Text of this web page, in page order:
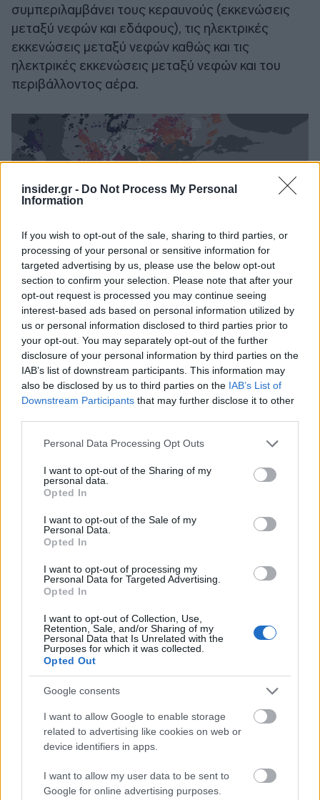
insider.gr - Do Not Process My Personal
Information
If you wish to opt-out of the sale, sharing to third parties, or
processing of your personal or sensitive information for
targeted advertising by us, please use the below opt-out
section to confirm your selection. Please note that after your
opt-out request is processed you may continue seeing
interest-based ads based on personal information utilized by
us or personal information disclosed to third parties prior to
your opt-out. You may separately opt-out of the further
disclosure of your personal information by third parties on the
IAB’s list of downstream participants. This information may
also be disclosed by us to third parties on the IAB’s List of
Downstream Participants that may further disclose it to other
Please note that this website/app uses one or more Google
not limited to your visit or usage behaviour. You may click to
grant or deny consent to Google and its third-party tags to
use your data for below specified purposes in below Google
consent section.
Personal Data Processing Opt Outs
I want to opt-out of the Sharing of my
personal data.
Opted In
I want to opt-out of the Sale of my
Personal Data.
Opted In
I want to opt-out of processing my
Personal Data for Targeted Advertising.
Opted In
I want to opt-out of Collection, Use,
Retention, Sale, and/or Sharing of my
Personal Data that Is Unrelated with the
Purposes for which it was collected.
Opted Out
Google consents
I want to allow Google to enable storage
related to advertising like cookies on web or
device identifiers in apps.
I want to allow my user data to be sent to
Google for online advertising purposes.
συμπεριλαμβάνει τους κεραυνούς (εκκενώσεις
μεταξύ νεφών και εδάφους), τις ηλεκτρικές
εκκενώσεις μεταξύ νεφών καθώς και τις
ηλεκτρικές εκκενώσεις μεταξύ νεφών και του
περιβάλλοντος αέρα.
Επισυνάπτονται χάρτες του ΜΕΤΕΟ/ΕΑΑ με τον
συνολικό ημερήσιο υετό από τους αυτόματους
μετεωρολογικούς σταθμούς του δικτύου του
Εθνικού Αστεροσκοπείου Αθηνών - meteo.gr της
Παρασκευής 12/06/2026 μέχρι και τις 19:20 ώρα
Ελλάδας καθώς και με τις ηλεκτρικές εκκενώσεις
Imager του μετεωρολογικού δορυφόρου
Meteosat-12, από την αρχή του εικοσιτετραώρου
έως τις 19:00 ώρα Ελλάδας της Παρασκευής
12/06/2026.
Πηγή: ΑΠΕ-ΜΠΕ